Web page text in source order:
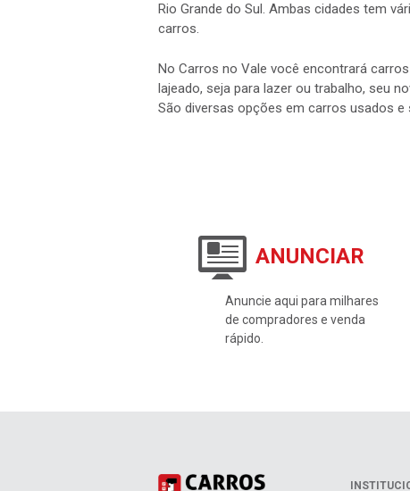
Rio Grande do Sul. Ambas cidades tem
carros.
No Carros no Vale você encontrará
lajeado, seja para lazer ou trabalho, seu
São diversas opções em carros usados e
ANUNCIAR
Anuncie aqui para milhares
de compradores e venda
rápido.